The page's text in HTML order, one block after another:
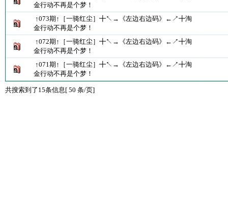
金行动不再是个梦！
↑073期↑［一骑红尘］╋↖→《左边右边码》←↗╋淘
金行动不再是个梦！
↑072期↑［一骑红尘］╋↖→《左边右边码》←↗╋淘
金行动不再是个梦！
↑071期↑［一骑红尘］╋↖→《左边右边码》←↗╋淘
金行动不再是个梦！
共搜索到了15条信息[ 50 条/页]